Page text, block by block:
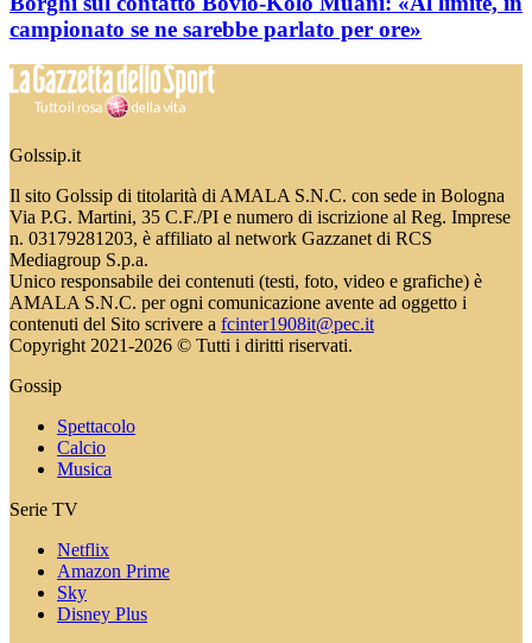
campionato se ne sarebbe parlato per ore»
Golssip.it
Il sito Golssip di titolarità di AMALA S.N.C. con sede in Bologna
Via P.G. Martini, 35 C.F./PI e numero di iscrizione al Reg. Imprese
n. 03179281203, è affiliato al network Gazzanet di RCS
Mediagroup S.p.a.
Unico responsabile dei contenuti (testi, foto, video e grafiche) è
AMALA S.N.C. per ogni comunicazione avente ad oggetto i
contenuti del Sito scrivere a fcinter1908it@pec.it
Copyright 2021-2026 © Tutti i diritti riservati.
Gossip
Spettacolo
Calcio
Musica
Serie TV
Netflix
Amazon Prime
Sky
Disney Plus